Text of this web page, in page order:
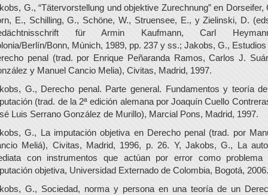
G., “Tätervorstellung und objektive Zurechnung” en Dorseifer,
E., Schilling, G., Schöne, W., Struensee, E., y Zielinski, D.
für Armin Kaufmann, Carl
Berlín/Bonn, Múnich, 1989, pp. 237 y ss.; Jakobs, G., Estudios
penal (trad. por Enrique Peñaranda Ramos, Carlos J.
y Manuel Cancio Melia), Civitas, Madrid, 1997.
G., Derecho penal. Parte general. Fundamentos y teoría
(trad. de la 2ª edición alemana por Joaquín Cuello
Luis Serrano González de Murillo), Marcial Pons, Madrid, 1997.
G., La imputación objetiva en Derecho penal (trad. por
Meliá), Civitas, Madrid, 1996, p. 26. Y, Jakobs, G., La
con instrumentos que actúan por error como problema
objetiva, Universidad Externado de Colombia, Bogotá, 2006.
G., Sociedad, norma y persona en una teoría de un